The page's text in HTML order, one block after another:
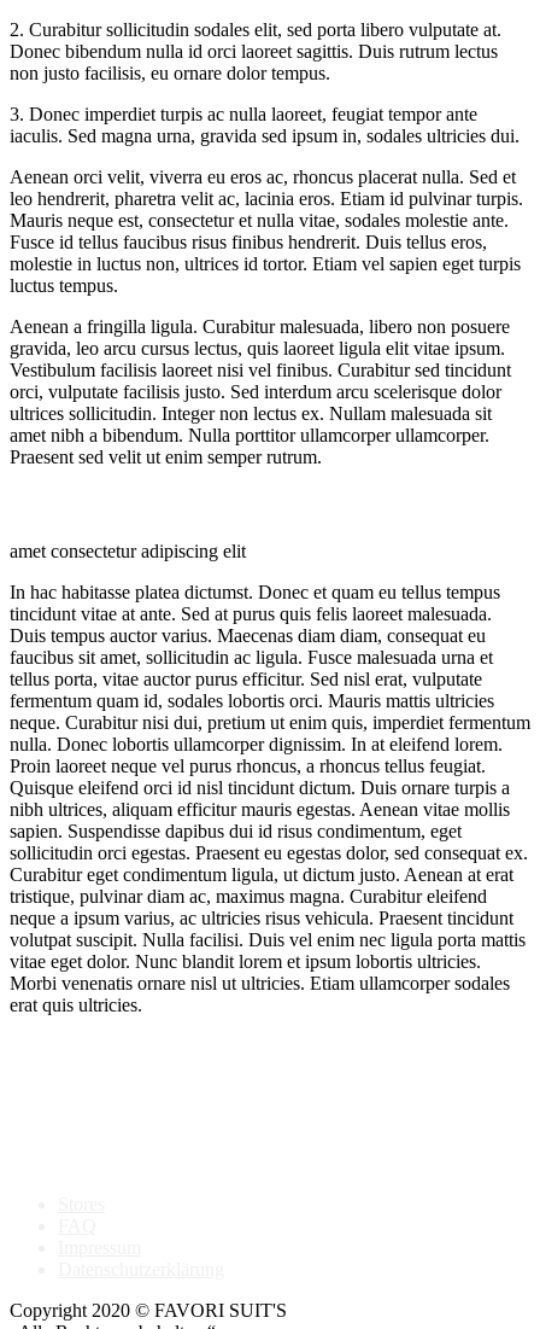
2. Curabitur sollicitudin sodales elit, sed porta libero vulputate at.
Donec bibendum nulla id orci laoreet sagittis. Duis rutrum lectus
non justo facilisis, eu ornare dolor tempus.
3. Donec imperdiet turpis ac nulla laoreet, feugiat tempor ante
iaculis. Sed magna urna, gravida sed ipsum in, sodales ultricies dui.
Aenean orci velit, viverra eu eros ac, rhoncus placerat nulla. Sed et
leo hendrerit, pharetra velit ac, lacinia eros. Etiam id pulvinar turpis.
Mauris neque est, consectetur et nulla vitae, sodales molestie ante.
Fusce id tellus faucibus risus finibus hendrerit. Duis tellus eros,
molestie in luctus non, ultrices id tortor. Etiam vel sapien eget turpis
luctus tempus.
Aenean a fringilla ligula. Curabitur malesuada, libero non posuere
gravida, leo arcu cursus lectus, quis laoreet ligula elit vitae ipsum.
Vestibulum facilisis laoreet nisi vel finibus. Curabitur sed tincidunt
orci, vulputate facilisis justo. Sed interdum arcu scelerisque dolor
ultrices sollicitudin. Integer non lectus ex. Nullam malesuada sit
amet nibh a bibendum. Nulla porttitor ullamcorper ullamcorper.
Praesent sed velit ut enim semper rutrum.
amet consectetur adipiscing elit
In hac habitasse platea dictumst. Donec et quam eu tellus tempus
tincidunt vitae at ante. Sed at purus quis felis laoreet malesuada.
Duis tempus auctor varius. Maecenas diam diam, consequat eu
faucibus sit amet, sollicitudin ac ligula. Fusce malesuada urna et
tellus porta, vitae auctor purus efficitur. Sed nisl erat, vulputate
fermentum quam id, sodales lobortis orci. Mauris mattis ultricies
neque. Curabitur nisi dui, pretium ut enim quis, imperdiet fermentum
nulla. Donec lobortis ullamcorper dignissim. In at eleifend lorem.
Proin laoreet neque vel purus rhoncus, a rhoncus tellus feugiat.
Quisque eleifend orci id nisl tincidunt dictum. Duis ornare turpis a
nibh ultrices, aliquam efficitur mauris egestas. Aenean vitae mollis
sapien. Suspendisse dapibus dui id risus condimentum, eget
sollicitudin orci egestas. Praesent eu egestas dolor, sed consequat ex.
Curabitur eget condimentum ligula, ut dictum justo. Aenean at erat
tristique, pulvinar diam ac, maximus magna. Curabitur eleifend
neque a ipsum varius, ac ultricies risus vehicula. Praesent tincidunt
volutpat suscipit. Nulla facilisi. Duis vel enim nec ligula porta mattis
vitae eget dolor. Nunc blandit lorem et ipsum lobortis ultricies.
Morbi venenatis ornare nisl ut ultricies. Etiam ullamcorper sodales
erat quis ultricies.
Copyright 2020 © FAVORI SUIT'S